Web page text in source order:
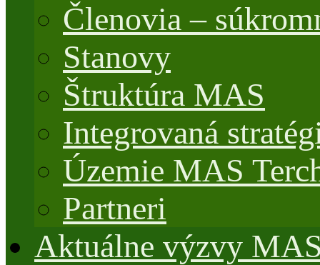
Členovia –
Stanovy
Štruktúra MAS
Integrovaná
Územie MAS
Partneri
Aktuálne výzvy